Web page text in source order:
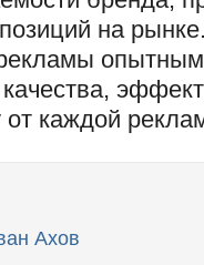
на
каждой
Ахов